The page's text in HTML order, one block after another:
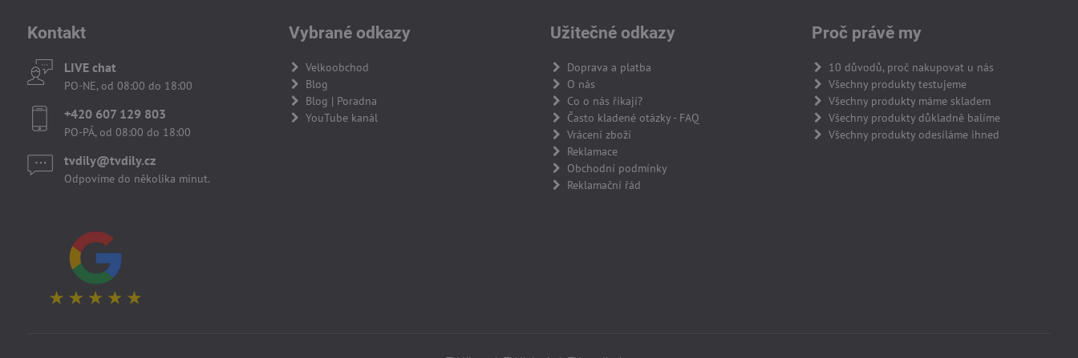
Kontakt
LIVE chat
PO-NE, od 08:00 do 18:00
+420 607 129 803
PO-PÁ, od 08:00 do 18:00
tvdily​@tvdily​.cz
Odpovíme do několika minut.
Vybrané odkazy
Velkoobchod
Blog
Blog | Poradna
YouTube kanál
Užitečné odkazy
Doprava a platba
O nás
Co o nás říkají?
Často kladené otázky - FAQ
Vrácení zboží
Reklamace
Obchodní podmínky
Reklamační řád
Proč právě my
10 důvodů, proč nakupovat u nás
Všechny produkty testujeme
Všechny produkty máme skladem
Všechny produkty důkladně balíme
Všechny produkty odesíláme ihned